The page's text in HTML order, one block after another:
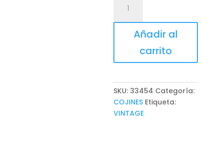
KEITH
cantidad
Añadir al
carrito
SKU:33454 Categoría:
COJINES Etiqueta:
VINTAGE